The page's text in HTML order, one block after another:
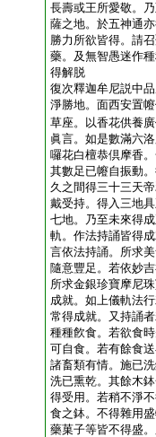
長壽或王所愛敬。
薩之地。於五神通
勝力所欲皆得。請
藥。及無智愚迷作
得解脱
復次釋迦牟尼説中
淨勝地。面西安置
草座。以香花供養
眞言。如是數滿六
囉花白檀恭倶摩香
其數足已㡧自振動
久之間得三十三天
戴受持。得入三地
七地。乃至未來得
軌。作法持誦皆得
言依法持誦。所求
隨意豐足。若依妙
所求金銀珍寶摩尼
成就。如上儀軌法
常得成就。又持誦
種種飮食。若欲食
可自食。若有餘食
諸畜類有情。施已
洗已熏乾。其餘木
得受用。若稍不淨
食之鉢。不得雜用
藥菓子等皆不得盛